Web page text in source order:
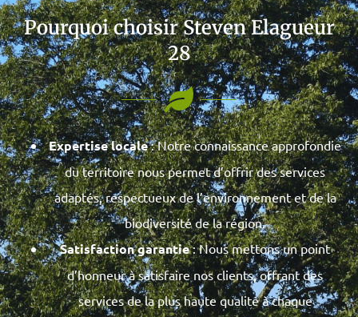
Pourquoi choisir Steven Elagueur
28
Expertise locale: Notre connaissance approfondie
du territoire nous permet d’offrir des services
adaptés, respectueux de l’environnement et de la
biodiversité de la région.
Satisfaction garantie: Nous mettons un point
d’honneur à satisfaire nos clients, offrant des
services de la plus haute qualité à chaque